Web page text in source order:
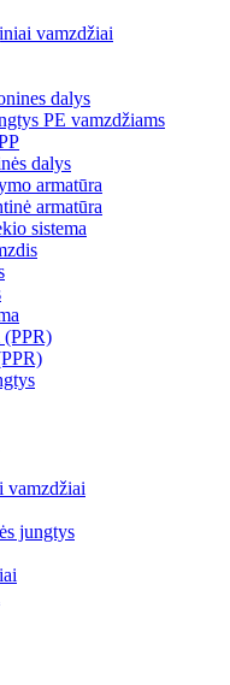
vamzdžiai
dalys
PE vamzdžiams
dalys
armatūra
armatūra
sistema
vamzdžiai
jungtys